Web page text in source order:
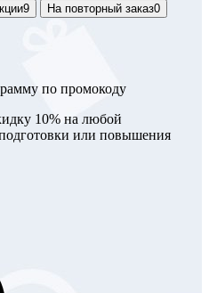
9 На повторный заказ0
по промокоду
10% на любой
или повышения